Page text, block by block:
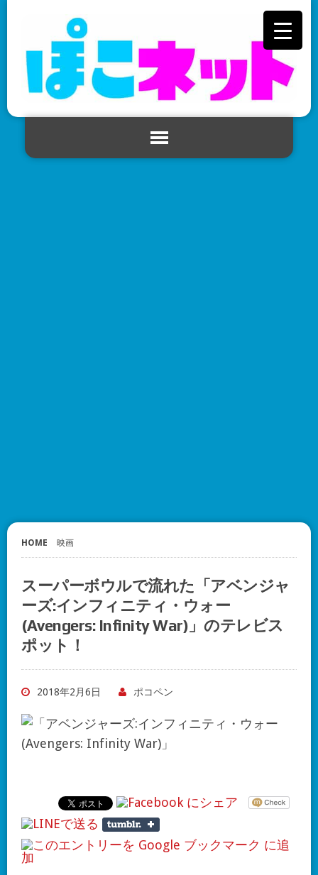
HOME 映画
スーパーボウルで流れた「アベンジャ
ーズ:インフィニティ・ウォー
(Avengers: Infinity War)」のテレビス
ポット！
2018年2月6日 ポコペン